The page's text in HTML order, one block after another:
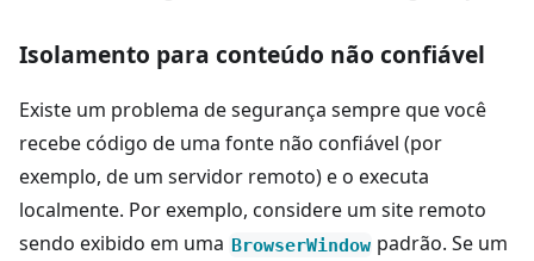
Isolamento para conteúdo não confiável
Existe um problema de segurança sempre que você
recebe código de uma fonte não confiável (por
exemplo, de um servidor remoto) e o executa
localmente. Por exemplo, considere um site remoto
sendo exibido em uma BrowserWindow padrão. Se um